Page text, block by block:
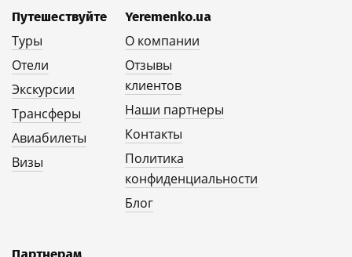
Путешествуйте
Туры
Отели
Экскурсии
Трансферы
Авиабилеты
Визы
Yeremenko.ua
О компании
Отзывы
клиентов
Наши партнеры
Контакты
Политика
конфиденциальности
Блог